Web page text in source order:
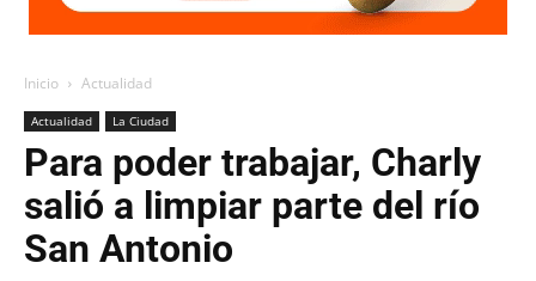
Inicio Actualidad
Actualidad La Ciudad
Para poder trabajar, Charly
salió a limpiar parte del río
San Antonio